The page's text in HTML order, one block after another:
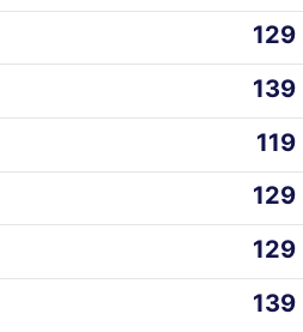
129
139
119
129
129
139